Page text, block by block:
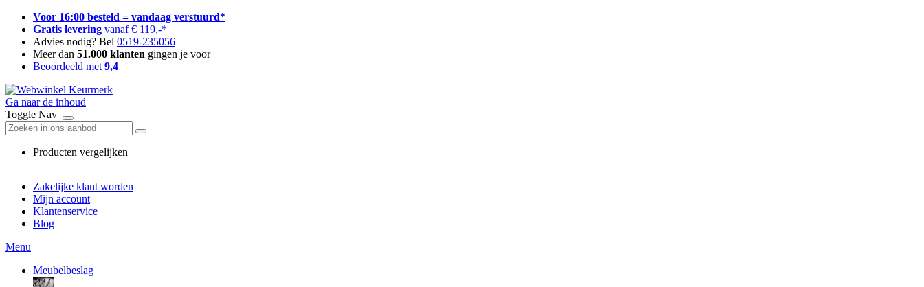
Voor 16:00 besteld = vandaag verstuurd*
Gratis levering vanaf € 119,-*
Advies nodig? Bel 0519-235056
Meer dan 51.000 klanten gingen je voor
Beoordeeld met 9,4
Ga naar de inhoud
Toggle Nav
Producten vergelijken
Zakelijke klant worden
Mijn account
Klantenservice
Blog
Menu
Meubelbeslag